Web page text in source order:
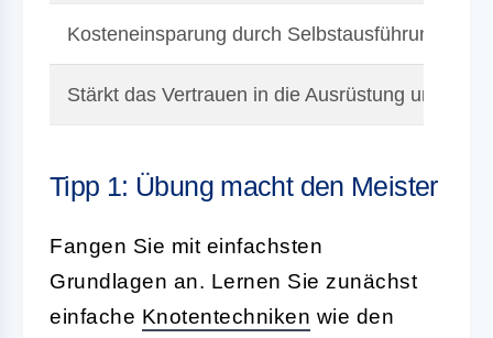
Kosteneinsparung durch Selbstausführung
Stärkt das Vertrauen in die Ausrüstung und
Tipp 1: Übung macht den Meister
Fangen Sie mit einfachsten
Grundlagen an. Lernen Sie zunächst
einfache Knotentechniken wie den